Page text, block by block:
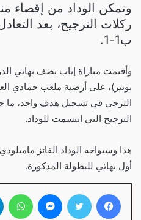
وتمكن الوداد من إقصاء
ركلات الترجيح، بعد
ب1-1.
نونبر)، على أرضية ملعب حمادي
الترجي في تسجيل هدف واحد، ما
الترجيح التي ابتسمت للوداد.
هذا وسيواجه الوداد الفائز
أول نهائي للبطولة المذكورة.
فيسبوك تويتر ماسنجر